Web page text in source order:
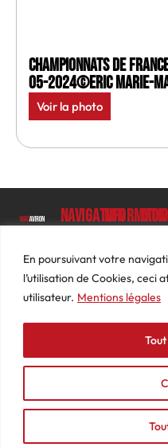
En poursuivant votre
l’utilisation de Cookies,
utilisateur. Mentions légales
Championnats de
05-2024©Eric Marie-
Voir la photo
Luc
Barbier
69640
74
87
Navigation
Le
Magazine
Photos
Actualités
Podcasts
de ventes
légales
Mon